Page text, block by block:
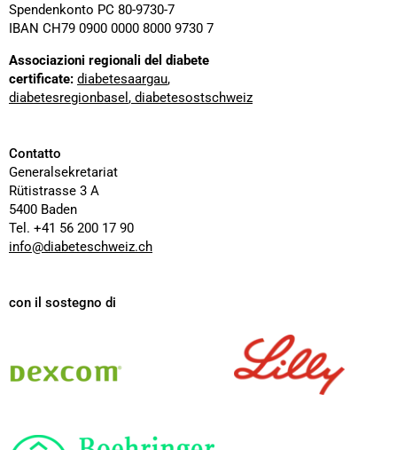
Spendenkonto PC 80-9730-7
IBAN CH79 0900 0000 8000 9730 7
Associazioni regionali del diabete
certificate: diabetesaargau,
diabetesregionbasel , diabetesostschweiz
Contatto
Generalsekretariat
Rütistrasse 3 A
5400 Baden
Tel. +41 56 200 17 90
info@diabeteschweiz.ch
con il sostegno di
Dexcom